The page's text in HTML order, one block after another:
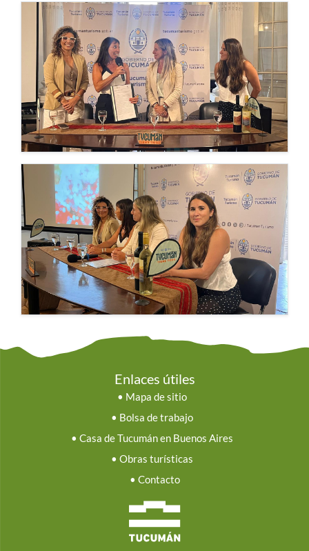
Enlaces útiles
• Mapa de sitio
• Bolsa de trabajo
• Casa de Tucumán en Buenos Aires
• Obras turísticas
• Contacto